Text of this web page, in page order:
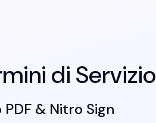
di Servizio
PDF & Nitro Sign